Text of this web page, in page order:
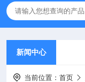
新闻中心
当前位置：首页